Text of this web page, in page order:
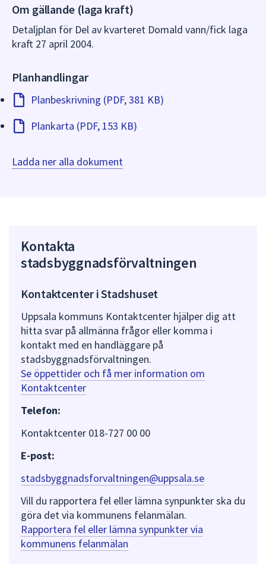
Om gällande (laga kraft)
Detaljplan för Del av kvarteret Domald vann/fick laga
kraft 27 april 2004.
Planhandlingar
Planbeskrivning (PDF, 381 KB)
Plankarta (PDF, 153 KB)
Ladda ner alla dokument
Kontakta
stadsbyggnadsförvaltningen
Kontaktcenter i Stadshuset
Uppsala kommuns Kontaktcenter hjälper dig att
hitta svar på allmänna frågor eller komma i
kontakt med en handläggare på
stadsbyggnadsförvaltningen.
Se öppettider och få mer information om
Kontaktcenter
Telefon:
Kontaktcenter 018-727 00 00
E-post:
stadsbyggnadsforvaltningen@uppsala.se
Vill du rapportera fel eller lämna synpunkter ska du
göra det via kommunens felanmälan.
Rapportera fel eller lämna synpunkter via
kommunens felanmälan